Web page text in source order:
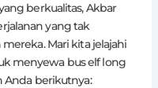
berkualitas, Akbar
yang tak
Mari kita jelajahi
menyewa bus elf long
Anda berikutnya: